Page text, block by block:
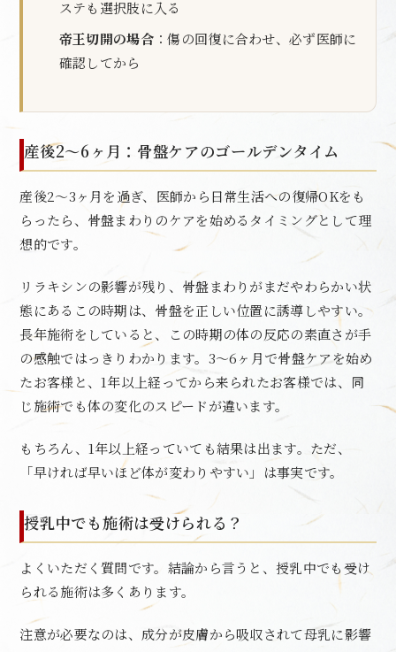
ステも選択肢に入る
帝王切開の場合 ：傷の回復に合わせ、必ず医師に
確認してから
産後2〜6ヶ月：骨盤ケアのゴールデンタイム
産後2〜3ヶ月を過ぎ、医師から日常生活への復帰OKをも
らったら、骨盤まわりのケアを始めるタイミングとして理
想的です。
リラキシンの影響が残り、骨盤まわりがまだやわらかい状
態にあるこの時期は、骨盤を正しい位置に誘導しやすい。
長年施術をしていると、この時期の体の反応の素直さが手
の感触ではっきりわかります。3〜6ヶ月で骨盤ケアを始め
たお客様と、1年以上経ってから来られたお客様では、同
じ施術でも体の変化のスピードが違います。
もちろん、1年以上経っていても結果は出ます。ただ、
「早ければ早いほど体が変わりやすい」は事実です。
授乳中でも施術は受けられる？
よくいただく質問です。結論から言うと、授乳中でも受け
られる施術は多くあります。
注意が必要なのは、成分が皮膚から吸収されて母乳に影響